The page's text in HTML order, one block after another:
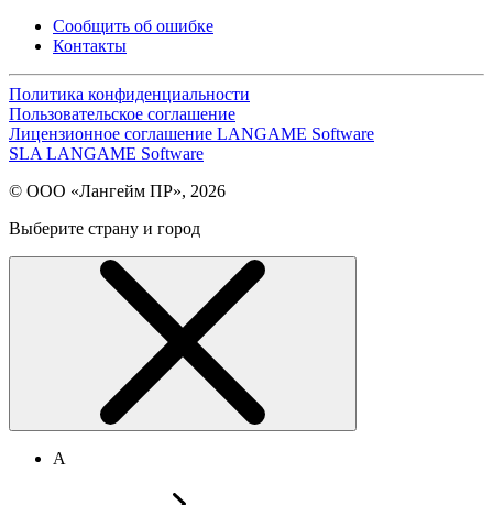
Сообщить об ошибке
Контакты
Политика конфиденциальности
Пользовательское соглашение
Лицензионное соглашение LANGAME Software
SLA LANGAME Software
© ООО «Лангейм ПР», 2026
Выберите страну и город
А